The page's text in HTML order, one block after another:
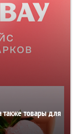
также товары для